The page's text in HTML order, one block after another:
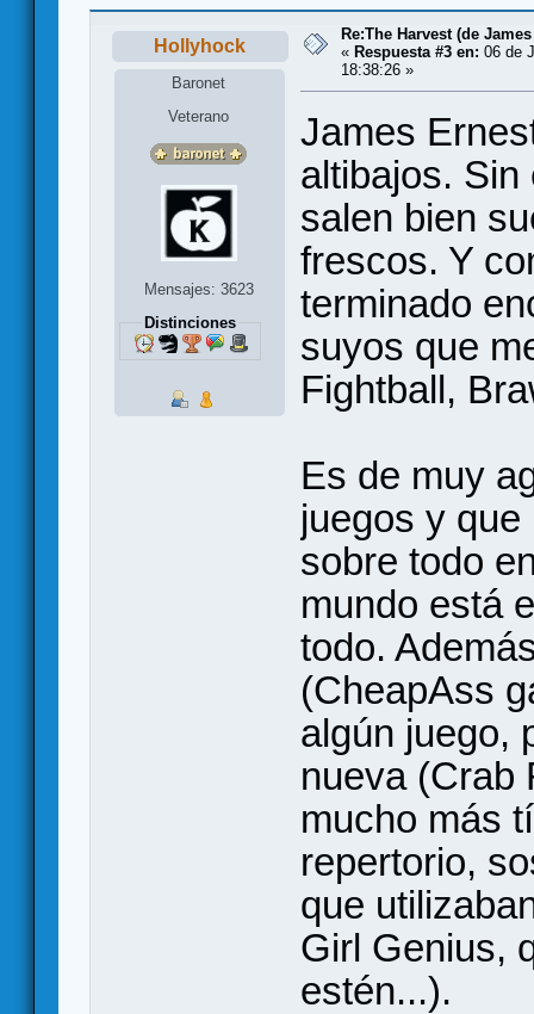
Hollyhock
Baronet
Veterano
Mensajes: 3623
Distinciones
Re:The Harvest (de
« Respuesta #3 en: 06 de
18:38:26 »
James
altibajos. Sin
salen bien
frescos. Y
terminado
suyos que
Fightball,
Es de muy
juegos y
sobre todo
mundo está
todo.
(CheapAss
algún juego,
nueva (Crab
mucho más
repertorio,
que
Girl Genius,
estén...).